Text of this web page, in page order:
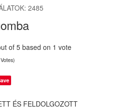
2485
of 5 based on 1 vote
ÉS FELDOLGOZOTT